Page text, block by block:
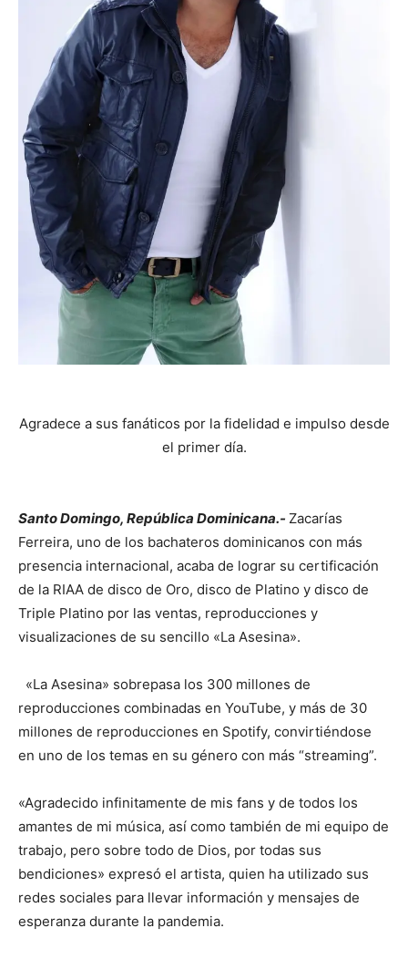
Agradece a sus fanáticos por la fidelidad e impulso desde
el primer día.
Santo Domingo, República Dominicana.- Zacarías
Ferreira, uno de los bachateros dominicanos con más
presencia internacional, acaba de lograr su certificación
de la RIAA de disco de Oro, disco de Platino y disco de
Triple Platino por las ventas, reproducciones y
visualizaciones de su sencillo «La Asesina».
«La Asesina» sobrepasa los 300 millones de
reproducciones combinadas en YouTube, y más de 30
millones de reproducciones en Spotify, convirtiéndose
en uno de los temas en su género con más “streaming”.
«Agradecido infinitamente de mis fans y de todos los
amantes de mi música, así como también de mi equipo de
trabajo, pero sobre todo de Dios, por todas sus
bendiciones» expresó el artista, quien ha utilizado sus
redes sociales para llevar información y mensajes de
esperanza durante la pandemia.